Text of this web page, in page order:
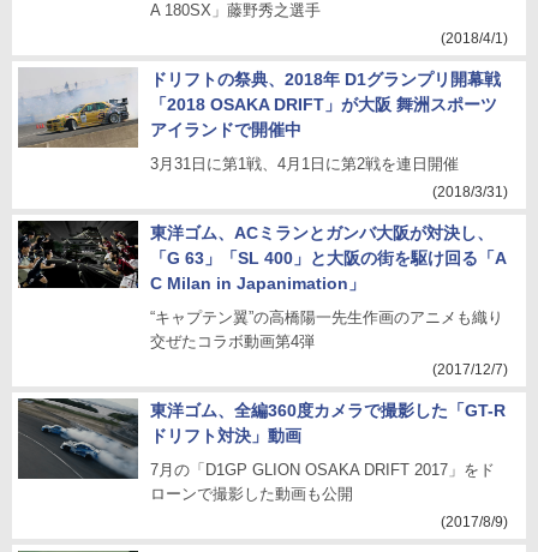
A 180SX」藤野秀之選手
(2018/4/1)
ドリフトの祭典、2018年 D1グランプリ開幕戦
「2018 OSAKA DRIFT」が大阪 舞洲スポーツ
アイランドで開催中
3月31日に第1戦、4月1日に第2戦を連日開催
(2018/3/31)
東洋ゴム、ACミランとガンバ大阪が対決し、
「G 63」「SL 400」と大阪の街を駆け回る「A
C Milan in Japanimation」
“キャプテン翼”の高橋陽一先生作画のアニメも織り
交ぜたコラボ動画第4弾
(2017/12/7)
東洋ゴム、全編360度カメラで撮影した「GT-R
ドリフト対決」動画
7月の「D1GP GLION OSAKA DRIFT 2017」をド
ローンで撮影した動画も公開
(2017/8/9)